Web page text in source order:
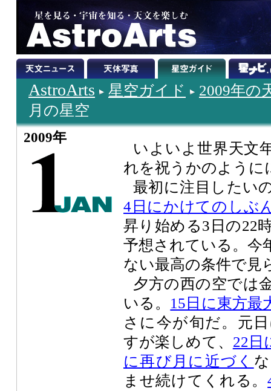
AstroArts 星空ガイド
2009年の
月の星空
2009年
いよいよ世界天文
れを祝うかのように
最初に注目したい
4日にかけてのしぶ
昇り始める3日の22
予想されている。今
ない最高の条件で見
夕方の西の空では
いる。 15日に東方最
さに今が旬だ。元
すが楽しめて、 22日
に再び月に近づく
ませ続けてくれる。